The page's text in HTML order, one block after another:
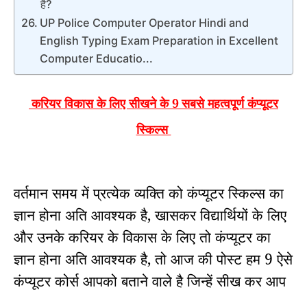
है?
UP Police Computer Operator Hindi and
English Typing Exam Preparation in Excellent
Computer Educatio...
करियर विकास के लिए सीखने के 9सबसे महत्वपूर्ण कंप्यूटर
स्किल्स
वर्तमान समय में प्रत्येक व्यक्ति को कंप्यूटर स्किल्स का
ज्ञान होना अति आवश्यक है, खासकर विद्यार्थियों के लिए
और उनके करियर के विकास के लिए तो कंप्यूटर का
ज्ञान होना अति आवश्यक है, तो आज की पोस्ट हम 9 ऐसे
कंप्यूटर कोर्सआपको बताने वाले है जिन्हें सीख कर आप